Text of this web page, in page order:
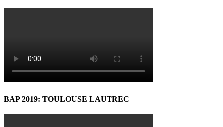
BAP 2019: TOULOUSE LAUTREC